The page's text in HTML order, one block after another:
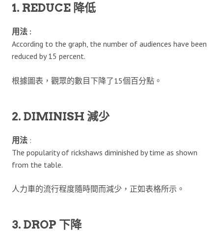
1. REDUCE 降低
用法 :
According to the graph, the number of audiences have been
reduced by 15 percent.
根據圖表，觀眾的數目下降了15個百分點。
2. DIMINISH 減少
用法 :
The popularity of rickshaws diminished by time as shown
from the table.
人力車的流行程度隨時間而減少，正如表格所示。
3. DROP 下降